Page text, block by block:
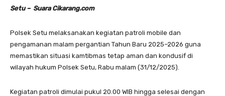
Setu – Suara Cikarang.com
Polsek Setu melaksanakan kegiatan patroli mobile dan
pengamanan malam pergantian Tahun Baru 2025–2026 guna
memastikan situasi kamtibmas tetap aman dan kondusif di
wilayah hukum Polsek Setu, Rabu malam (31/12/2025).
Kegiatan patroli dimulai pukul 20.00 WIB hingga selesai dengan